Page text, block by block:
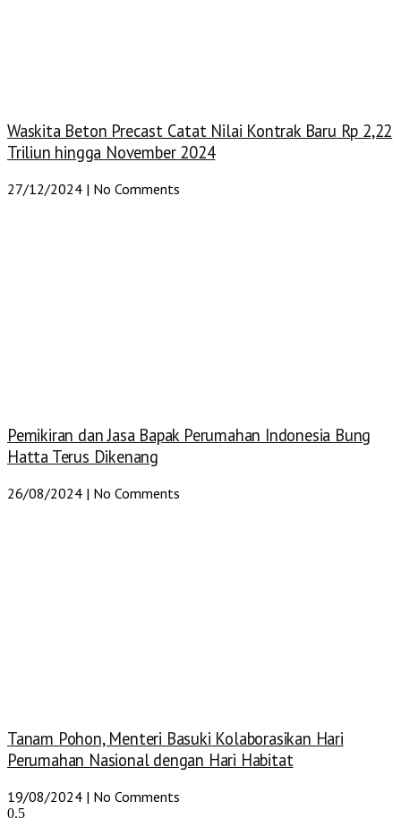
Waskita Beton Precast Catat Nilai Kontrak Baru Rp 2,22
Triliun hingga November 2024
27/12/2024 No Comments
Pemikiran dan Jasa Bapak Perumahan Indonesia Bung
Hatta Terus Dikenang
26/08/2024 No Comments
Tanam Pohon, Menteri Basuki Kolaborasikan Hari
Perumahan Nasional dengan Hari Habitat
19/08/2024 No Comments